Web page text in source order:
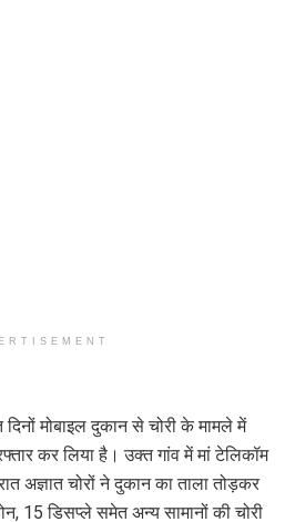
मोबाइल दुकान से चोरी के मामले में
कर लिया है। उक्त गांव में मां टेलिकॉम
अज्ञात चोरों ने दुकान का ताला तोड़कर
15 डिसप्ले समेत अन्य सामानों की चोरी